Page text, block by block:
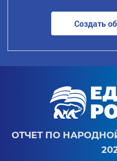
Создать
ОТЧЕТ ПО